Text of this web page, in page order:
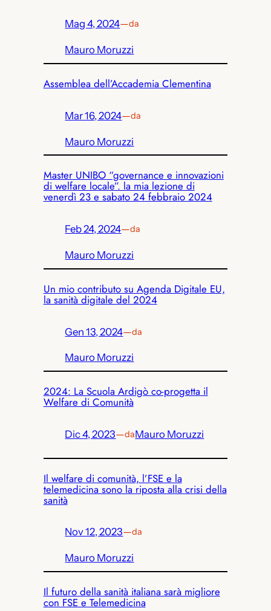
Mag 4, 2024—da
Mauro Moruzzi
Assemblea dell’Accademia Clementina
Mar 16, 2024—da
Mauro Moruzzi
Master UNIBO “governance e innovazioni
di welfare locale”. la mia lezione di
venerdì 23 e sabato 24 febbraio 2024
Feb 24, 2024—da
Mauro Moruzzi
Un mio contributo su Agenda Digitale EU,
la sanità digitale del 2024
Gen 13, 2024—da
Mauro Moruzzi
2024: La Scuola Ardigò co-progetta il
Welfare di Comunità
Dic 4, 2023—daMauro Moruzzi
Il welfare di comunità, l’FSE e la
telemedicina sono la riposta alla crisi della
sanità
Nov 12, 2023—da
Mauro Moruzzi
Il futuro della sanità italiana sarà migliore
con FSE e Telemedicina